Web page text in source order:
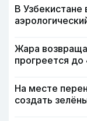
В Узбекистане
Жара
прогреется до
На месте
создать